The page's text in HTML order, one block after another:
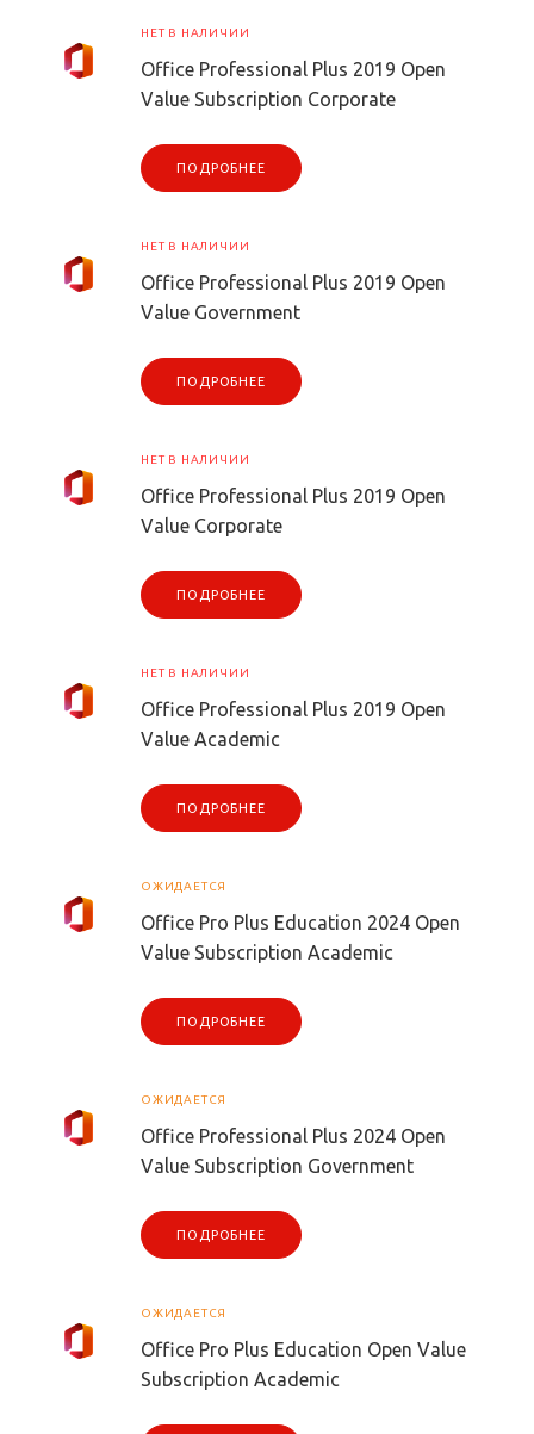
НЕТ В НАЛИЧИИ
Office Professional Plus 2019 Open
Value Subscription Corporate
ПОДРОБНЕЕ
НЕТ В НАЛИЧИИ
Office Professional Plus 2019 Open
Value Government
ПОДРОБНЕЕ
НЕТ В НАЛИЧИИ
Office Professional Plus 2019 Open
Value Corporate
ПОДРОБНЕЕ
НЕТ В НАЛИЧИИ
Office Professional Plus 2019 Open
Value Academic
ПОДРОБНЕЕ
ОЖИДАЕТСЯ
Office Pro Plus Education 2024 Open
Value Subscription Academic
ПОДРОБНЕЕ
ОЖИДАЕТСЯ
Office Professional Plus 2024 Open
Value Subscription Government
ПОДРОБНЕЕ
ОЖИДАЕТСЯ
Office Pro Plus Education Open Value
Subscription Academic